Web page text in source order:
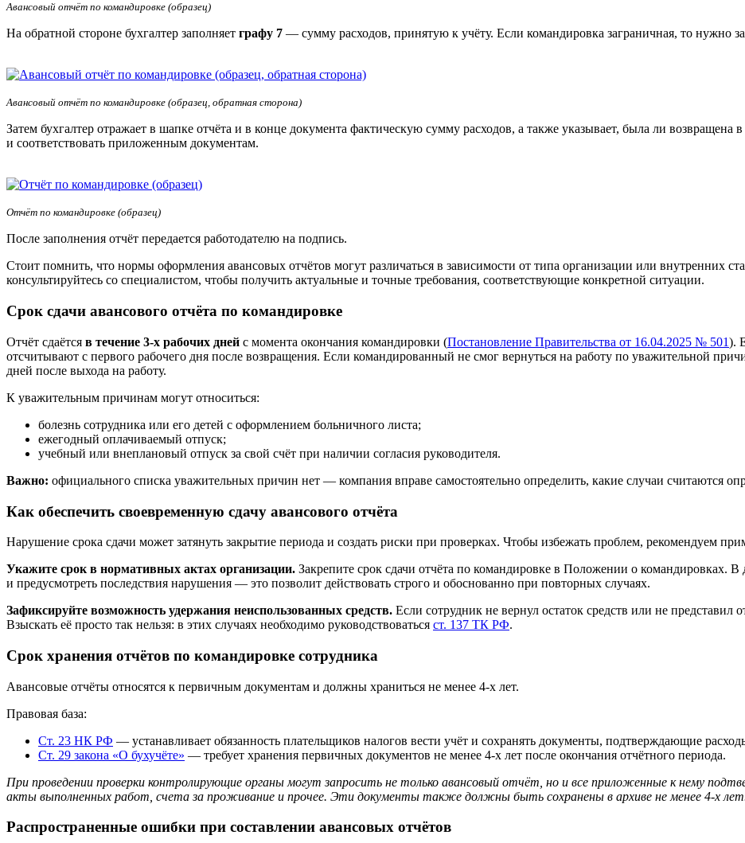
Авансовый отчёт по командировке (образец)
На обратной стороне бухгалтер заполняет графу 7 — сумму расходов, принятую к учёту. Если командировка заграничная, то нужно
Авансовый отчёт по командировке (образец, обратная сторона)
Затем бухгалтер отражает в шапке отчёта и в конце документа фактическую сумму расходов, а также указывает, была ли
и соответствовать приложенным документам.
Отчёт по командировке (образец)
После заполнения отчёт передается работодателю на подпись.
Стоит помнить, что нормы оформления авансовых отчётов могут различаться в зависимости от типа организации или внутренних
консультируйтесь со специалистом, чтобы получить актуальные и точные требования, соответствующие конкретной ситуации.
Срок сдачи авансового отчёта по командировке
Отчёт сдаётся в течение 3‑х рабочих дней с момента окончания командировки (Постановление Правительства от 16.04.2025 № 501).
отсчитывают с первого рабочего дня после возвращения. Если командированный не смог вернуться на работу по уважительной
дней после выхода на работу.
К уважительным причинам могут относиться:
болезнь сотрудника или его детей с оформлением больничного листа;
ежегодный оплачиваемый отпуск;
учебный или внеплановый отпуск за свой счёт при наличии согласия руководителя.
Важно: официального списка уважительных причин нет — компания вправе самостоятельно определить, какие случаи считаются
Как обеспечить своевременную сдачу авансового отчёта
Нарушение срока сдачи может затянуть закрытие периода и создать риски при проверках. Чтобы избежать проблем, рекомендуем
Укажите срок в нормативных актах организации. Закрепите срок сдачи отчёта по командировке в Положении о командировках. В
и предусмотреть последствия нарушения — это позволит действовать строго и обоснованно при повторных случаях.
Зафиксируйте возможность удержания неиспользованных средств. Если сотрудник не вернул остаток средств или не представил
Взыскать её просто так нельзя: в этих случаях необходимо руководствоваться ст. 137 ТК РФ.
Срок хранения отчётов по командировке сотрудника
Авансовые отчёты относятся к первичным документам и должны храниться не менее 4‑х лет.
Правовая база:
Ст. 23 НК РФ — устанавливает обязанность плательщиков налогов вести учёт и сохранять документы, подтверждающие
Ст. 29 закона «О бухучёте» — требует хранения первичных документов не менее 4‑х лет после окончания отчётного периода.
При проведении проверки контролирующие органы могут запросить не только авансовый отчёт, но и все приложенные к нему
акты выполненных работ, счета за проживание и прочее. Эти документы также должны быть сохранены в архиве не менее 4‑х
Распространенные ошибки при составлении авансовых отчётов